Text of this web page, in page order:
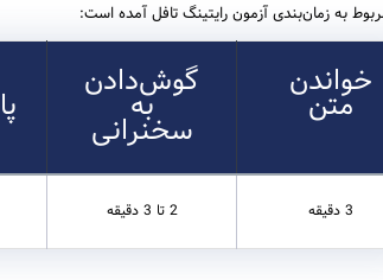
به زمان‌بندی آزمون رایتینگ تافل آمده است:
خواندن
متن
گوش‌دادن
به
سخنرانی
3 دقیقه 2 تا 3 دقیقه